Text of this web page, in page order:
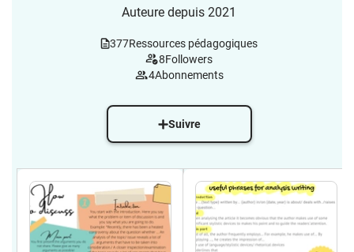
Auteure depuis 2021
377Ressources pédagogiques
8Followers
4Abonnements
Suivre